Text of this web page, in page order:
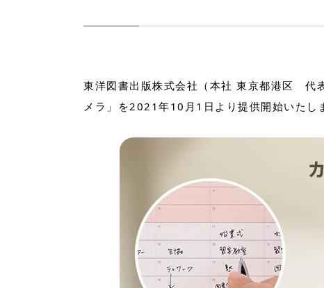
東洋図書出版株式会社（本社 東京都港区 代
メラ」を2021年10月1日より提供開始いたし